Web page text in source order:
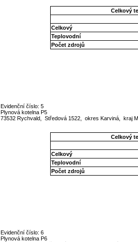
Celkový
Celkový
Teplovodní
Počet zdrojů
Evidenční číslo: 5
Plynová kotelna P5
73532 Rychvald, Středová 1522, okres Karviná, kraj
Celkový
Celkový
Teplovodní
Počet zdrojů
Evidenční číslo: 6
Plynová kotelna P6